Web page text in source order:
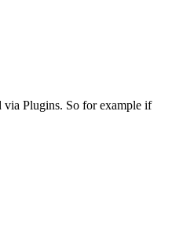
via Plugins. So for example if